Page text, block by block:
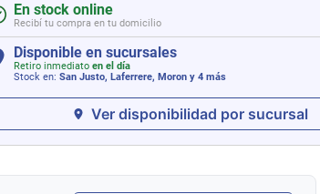
En stock online
Recibí tu compra en tu domicilio
Disponible en sucursales
Retiro inmediato en el día
Stock en: San Justo, Laferrere, Morony 4 más
Ver disponibilidad por sucursal